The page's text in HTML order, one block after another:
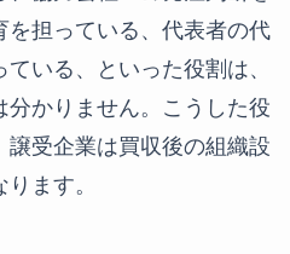
担っている、代表者の代
いる、といった役割は、
分かりません。こうした役
受企業は買収後の組織設
ます。